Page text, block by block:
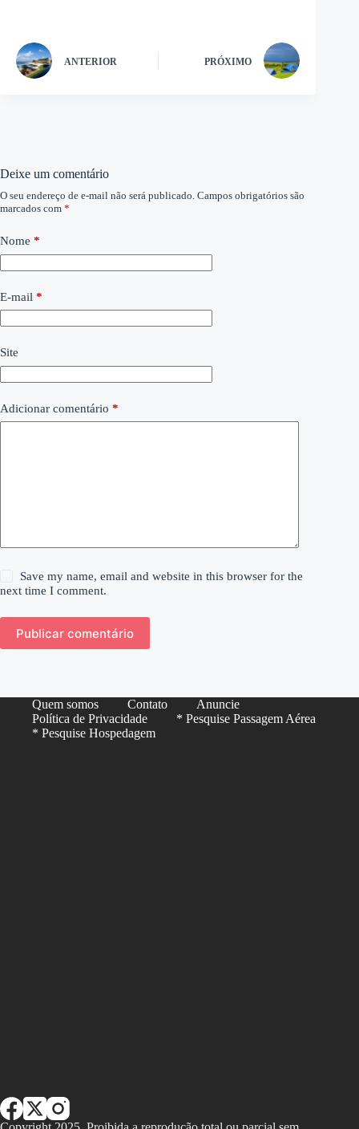
ANTERIOR PRÓXIMO
Deixe um comentário
O seu endereço de e-mail não será publicado. Campos obrigatórios são
marcados com *
Nome *
E-mail *
Site
Adicionar comentário *
Save my name, email and website in this browser for the
next time I comment.
Publicar comentário
Quem somos Contato
Anuncie
Política de Privacidade
* Pesquise Passagem Aérea
* Pesquise Hospedagem